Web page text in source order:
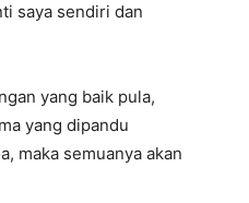
saya sendiri dan
yang baik pula,
yang dipandu
maka semuanya akan